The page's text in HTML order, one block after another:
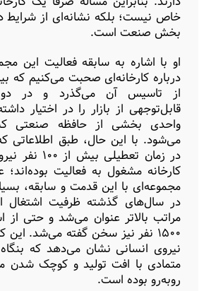
خاص نیست؛ بلکه نشانه‌ای از شرایط
بخش صنعت است.
او با اشاره به سابقه فعالیت این
از تاسیس آن می‌گذرد و در
قابل‌توجهی از بازار را در اختیار
واحدی بخشی از حافظه صنعتی
می‌شود. با این حال، طبق اطلاعاتی
در زمان تعطیلی
کارخانه مشغول به فعالیت
مجموعه‌ای با این قدمت و سابقه،
در سال‌های گذشته ظرفیت اشتغال
مراتب بالاتر عنوان می‌شد و حتی از
۱۵۰۰ نفر نیز سخن گفته می‌شد.
نیروی انسانی نشان می‌دهد که
متمادی با افت تولید و کوچک شدن
روبه‌رو بوده است.